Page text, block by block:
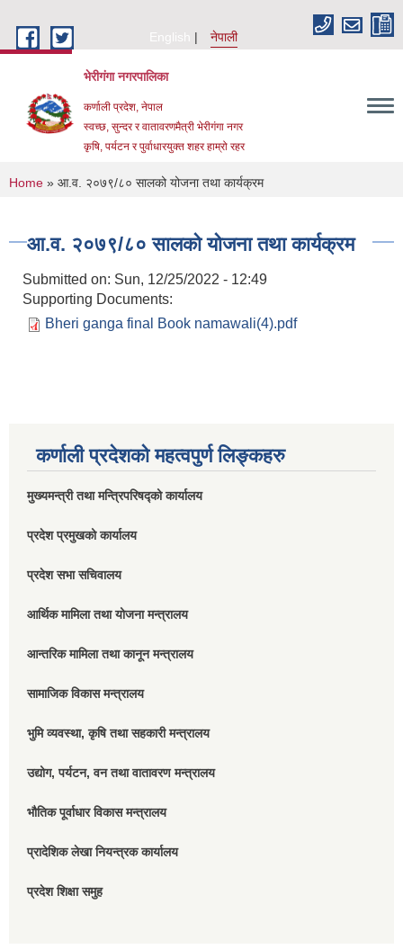
English
नेपाली
भेरीगंगा नगरपालिका
कर्णाली प्रदेश, नेपाल
स्वच्छ, सुन्दर र वातावरणमैत्री भेरीगंगा नगर
कृषि, पर्यटन र पुर्वाधारयुक्त शहर हाम्रो रहर
You are here
Home » आ.व. २०७९/८० सालको योजना तथा कार्यक्रम
आ.व. २०७९/८० सालको योजना तथा कार्यक्रम
Submitted on: Sun, 12/25/2022 - 12:49
Supporting Documents:
Bheri ganga final Book namawali(4).pdf
कर्णाली प्रदेशको महत्वपुर्ण लिङ्कहरु
मुख्यमन्त्री तथा मन्त्रिपरिषद्को कार्यालय
प्रदेश प्रमुखको कार्यालय
प्रदेश सभा सचिवालय
आर्थिक मामिला तथा योजना मन्त्रालय
आन्तरिक मामिला तथा कानून मन्त्रालय
सामाजिक विकास मन्त्रालय
भुमि व्यवस्था, कृषि तथा सहकारी मन्त्रालय
उद्योग, पर्यटन, वन तथा वातावरण मन्त्रालय
भौतिक पूर्वाधार विकास मन्त्रालय
प्रादेशिक लेखा नियन्त्रक कार्यालय
प्रदेश शिक्षा समुह